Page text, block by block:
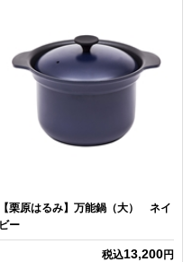
【栗原はるみ】万能鍋（大） ネイ
ビー
税込13,200円